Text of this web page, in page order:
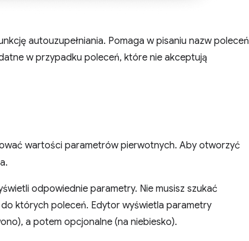
autouzupełniania. Pomaga w pisaniu nazw poleceń
w przypadku poleceń, które nie akceptują
wartości parametrów pierwotnych. Aby otworzyć
odpowiednie parametry. Nie musisz szukać
których poleceń. Edytor wyświetla parametry
a potem opcjonalne (na niebiesko).